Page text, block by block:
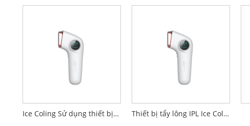
Ice Coling Sử dụng thiết bị triệt lông IPL tại nhà Thiết bị tẩy lông IPL Ice Coling